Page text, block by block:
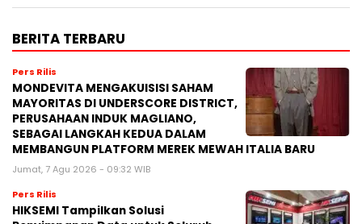
BERITA TERBARU
Pers Rilis
MONDEVITA MENGAKUISISI SAHAM
MAYORITAS DI UNDERSCORE DISTRICT,
PERUSAHAAN INDUK MAGLIANO,
SEBAGAI LANGKAH KEDUA DALAM
MEMBANGUN PLATFORM MEREK MEWAH ITALIA BARU
Jumat, 7 Agu 2026 - 09:32 WIB
Pers Rilis
HIKSEMI Tampilkan Solusi